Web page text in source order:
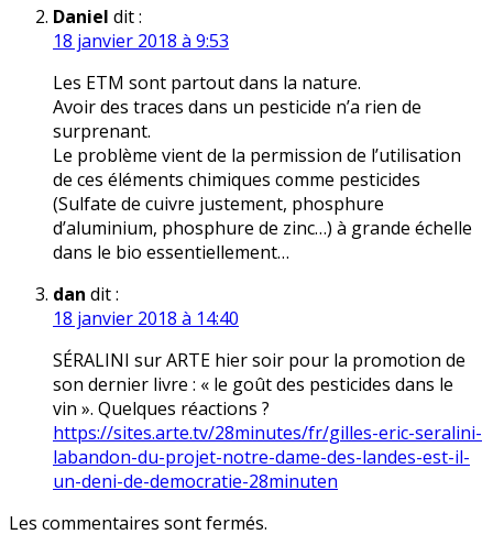
Daniel dit :
18 janvier 2018 à 9:53
Les ETM sont partout dans la nature.
Avoir des traces dans un pesticide n’a rien de
surprenant.
Le problème vient de la permission de l’utilisation
de ces éléments chimiques comme pesticides
(Sulfate de cuivre justement, phosphure
d’aluminium, phosphure de zinc…) à grande échelle
dans le bio essentiellement…
dan dit :
18 janvier 2018 à 14:40
SÉRALINI sur ARTE hier soir pour la promotion de
son dernier livre : « le goût des pesticides dans le
vin ». Quelques réactions ?
https://sites.arte.tv/28minutes/fr/gilles-eric-seralini-
labandon-du-projet-notre-dame-des-landes-est-il-
un-deni-de-democratie-28minuten
Les commentaires sont fermés.